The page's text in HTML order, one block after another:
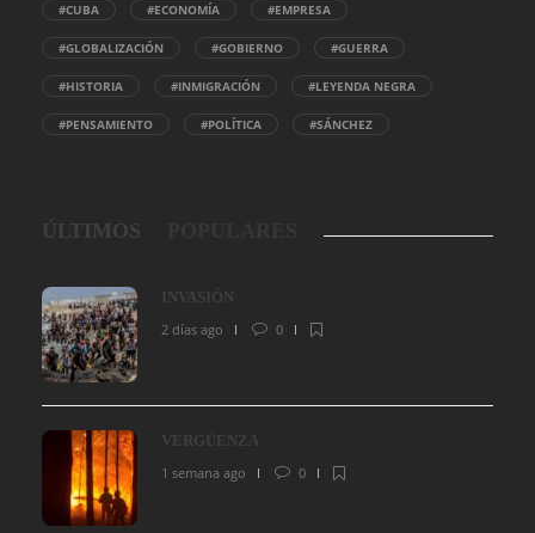
#CUBA #ECONOMÍA #EMPRESA
#GLOBALIZACIÓN #GOBIERNO #GUERRA
#HISTORIA #INMIGRACIÓN #LEYENDA NEGRA
#PENSAMIENTO #POLÍTICA #SÁNCHEZ
ÚLTIMOS
INVASIÓN
2 días ago
0
VERGÜENZA
1 semana ago
0